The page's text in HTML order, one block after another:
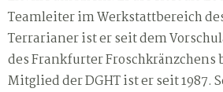
Teamleiter im Werkstattbereich
Terrarianer ist er seit dem
des Frankfurter Froschkränzchens
Mitglied der DGHT ist er seit 1987.